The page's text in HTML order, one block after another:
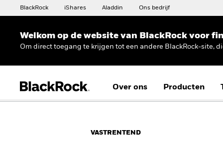
BlackRock iShares Aladdin Ons bedrijf
Welkom op de website van BlackRock voor
Om direct toegang te krijgen tot een andere BlackRock-site,
Over ons Producten
VASTRENTEND